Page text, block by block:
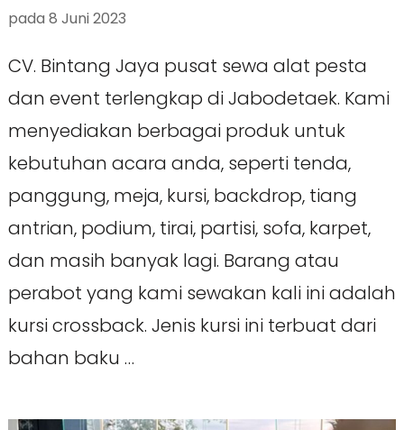
pada 8 Juni 2023
CV. Bintang Jaya pusat sewa alat pesta
dan event terlengkap di Jabodetaek. Kami
menyediakan berbagai produk untuk
kebutuhan acara anda, seperti tenda,
panggung, meja, kursi, backdrop, tiang
antrian, podium, tirai, partisi, sofa, karpet,
dan masih banyak lagi. Barang atau
perabot yang kami sewakan kali ini adalah
kursi crossback. Jenis kursi ini terbuat dari
bahan baku …